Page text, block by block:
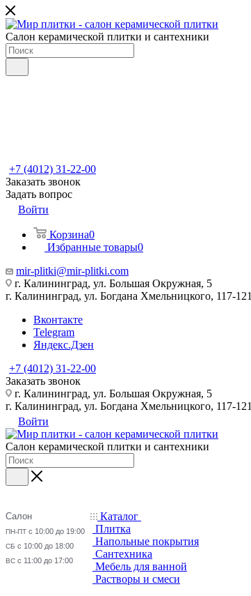
Салон керамической плитки и сантехники
+7 (4012) 31-22-00
Заказать звонок
Задать вопрос
Войти
Корзина0
Избранные товары0
mir-plitki@mir-plitki.com
г. Калининград, ул. Большая Окружная, 5
г. Калининград, ул. Богдана Хмельницкого, 117-121
Вконтакте
Telegram
Яндекс.Дзен
+7 (4012) 31-22-00
Заказать звонок
г. Калининград, ул. Большая Окружная, 5
г. Калининград, ул. Богдана Хмельницкого, 117-121
Войти
Салон керамической плитки и сантехники
Салон
ПН-ПТ с 10:00 до 19:00
СБ с 10:00 до 18:00
ВС с 11:00 до 17:00
Каталог
Плитка
Напольные покрытия
Сантехника
Мебель для ванной
Растворы и смеси